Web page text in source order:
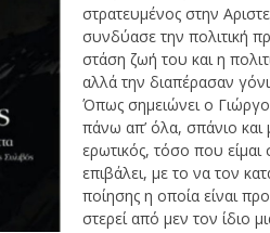
στρατευμένος στην
συνδύασε την πολιτική
στάση ζωή του και η
αλλά την διαπέρασαν
Όπως σημειώνει ο
πάνω απ’ όλα, σπάνιο και
ερωτικός, τόσο που
επιβάλει, με το να τον
ποίησης η οποία είναι
στερεί από μεν τον ίδιο